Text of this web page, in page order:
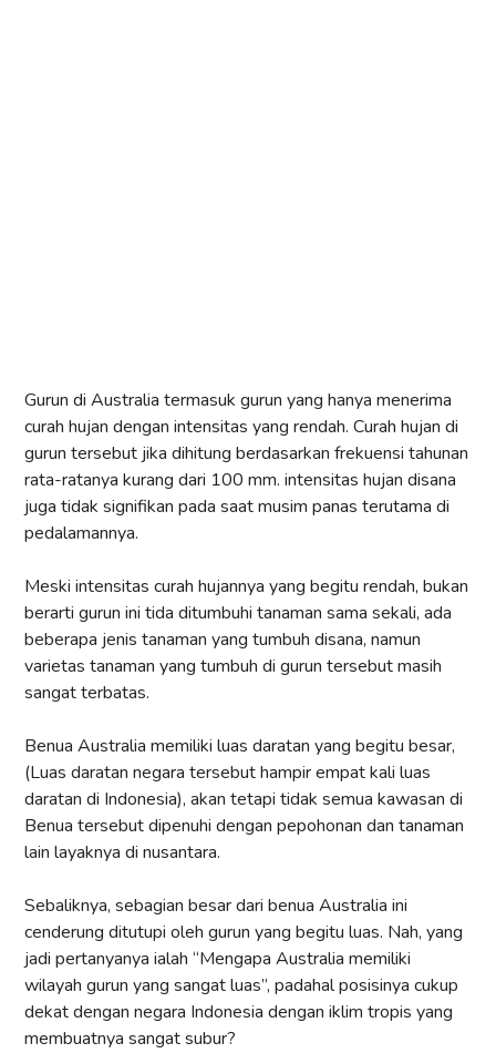
Gurun di Australia termasuk gurun yang hanya menerima
curah hujan dengan intensitas yang rendah. Curah hujan di
gurun tersebut jika dihitung berdasarkan frekuensi tahunan
rata-ratanya kurang dari 100 mm. intensitas hujan disana
juga tidak signifikan pada saat musim panas terutama di
pedalamannya.
Meski intensitas curah hujannya yang begitu rendah, bukan
berarti gurun ini tida ditumbuhi tanaman sama sekali, ada
beberapa jenis tanaman yang tumbuh disana, namun
varietas tanaman yang tumbuh di gurun tersebut masih
sangat terbatas.
Benua Australia memiliki luas daratan yang begitu besar,
(Luas daratan negara tersebut hampir empat kali luas
daratan di Indonesia), akan tetapi tidak semua kawasan di
Benua tersebut dipenuhi dengan pepohonan dan tanaman
lain layaknya di nusantara.
Sebaliknya, sebagian besar dari benua Australia ini
cenderung ditutupi oleh gurun yang begitu luas. Nah, yang
jadi pertanyanya ialah “Mengapa Australia memiliki
wilayah gurun yang sangat luas”, padahal posisinya cukup
dekat dengan negara Indonesia dengan iklim tropis yang
membuatnya sangat subur?